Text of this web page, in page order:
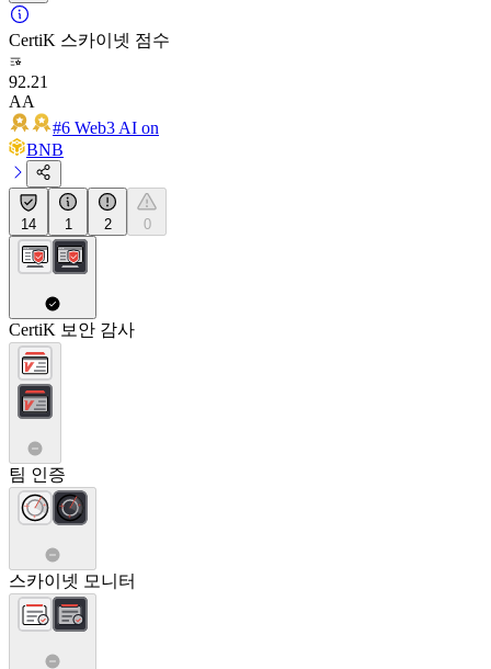
CertiK 스카이넷 점수
92.21
AA
#6 Web3 AI on
BNB
14 1 2 0
CertiK 보안 감사
팀 인증
스카이넷 모니터